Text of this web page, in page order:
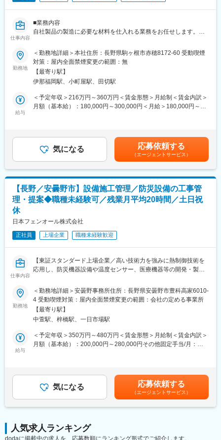
仕事内容
■業務内容
自社製品の製造に必要な材料を仕入れる業務をお任せします。
・価格交渉
・仕入先開拓 等
指導を受けながらしっかりした技術を習得していきますので安心
して働けます。
※HPにて製品・技術等をご覧にいただけます。
1994年の創業以来、さまざまな産業分野に向けてカスタムメイド
のモータを供給するとともに、お客さまの開発業務や量産化の支
援をしています。 モータに要求される性能・大きさ・形状等あら
現在は、当社のACサーボアクチュエータ等メカトロニクス製品の
組立のすべてを請け負っています。 2023年に現社名へ改め新たな
スタートを切った当社は、今後も独自のモータ技術力に一層磨き
けます。
変更の範囲：会社の定める業務
勤務地
＜勤務地詳細＞本社住所：長野県駒ヶ根市赤穂8172-60 受動喫煙
対策：屋内全面禁煙変更の範囲：無
【最寄り駅】
伊那福岡駅、小町屋駅、田切駅
給与
＜予定年収＞216万円～360万円＜賃金形態＞月給制＜賃金内訳＞
月額（基本給）：180,000円～300,000円＜月給＞180,000円～
り、選考を通じて上下する可能性があります。月給(月額)は固定手
当を含めた表記です。
気になる 応募依頼する
（エージェントサービス）
【長野／安曇野市】設備施工管理／防災設備の工事管
理・提案◆職種未経験可／残業月平均20時間／土日祝
休
日本フェンオール株式会社
正社員 上場企業 職種未経験歓迎
仕事内容
【東証スタンダード上場企業／高い技術力を強みに熱制御技術を
応用し、防災機器設備や温度センサー、医療機器等の開発・製
■業務内容：
中核事業である防災機器設備部門では、当社独自の製品開発から
その製品の保守、設置工事管理まで防災に関わる幅広い事業を展
開しています。そのようなSSP部門で顧客の防災設備についての
業務をご担当いただきます。
・営業活動業務（新規受注活動、見積作成、価格交渉など）
※上記の業務に定期的な面談や適性を考慮して担当業務を担ってい
◇ 当社は1961年に設立され、熱制御技術をコア技術として、防災
（ＳＳＰ）、温度制御（サーマル）、医療（メディカル）、基板
勤務地
＜勤務地詳細＞安曇野事務所住所：長野県安曇野市豊科高家6010-
4 受動喫煙対策：屋内全面禁煙変更の範囲：会社の定める事業所
【最寄り駅】
中萱駅、梓橋駅、一日市場駅
給与
＜予定年収＞350万円～480万円＜賃金形態＞月給制＜賃金内訳＞
月額（基本給）：200,000円～280,000円その他固定手当/月：
り、選考を通じて上下する可能性があります。月給(月額)は固定手
当を含めた表記です。
気になる 応募依頼する
（エージェントサービス）
人気求人ランキング
dodaに掲載中の求人を、応募数順にランキング形式でご紹介します。